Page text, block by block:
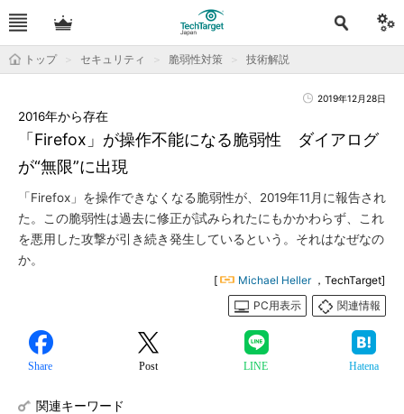
トップ セキュリティ 脆弱性対策 技術解説
2019年12月28日
「Firefox」が操作不能になる脆弱性 ダイアログ
が“無限”に出現
2016年から存在
「Firefox」を操作できなくなる脆弱性が、2019年11月に報告され
た。この脆弱性は過去に修正が試みられたにもかかわらず、これ
を悪用した攻撃が引き続き発生しているという。それはなぜなの
か。
[ Michael Heller ，TechTarget]
PC用表示
関連情報
Share Post LINE Hatena
関連キーワード